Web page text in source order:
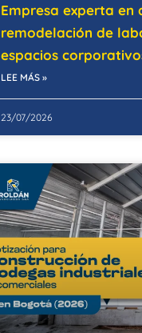
Empresa experta en
remodelación de
espacios
LEE MÁS »
23/07/2026